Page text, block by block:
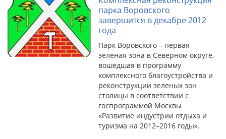
парка Воровского
завершится в декабре 2012
года
Парк Воровского – первая
зеленая зона в Северном округе,
вошедшая в программу
комплексного благоустройства и
реконструкции зеленых зон
столицы в соответствии с
госпрограммой Москвы
«Развитие индустрии отдыха и
туризма на 2012–2016 годы».